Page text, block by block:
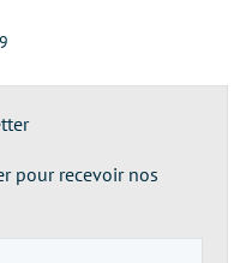
pour recevoir nos